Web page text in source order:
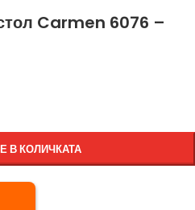
Carmen 6076 –
В КОЛИЧКАТА